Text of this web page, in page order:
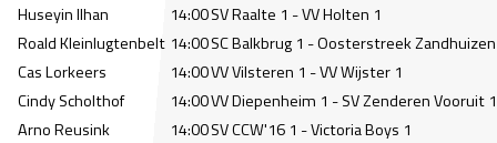
Huseyin Ilhan
14:00SV Raalte 1 - VV Holten 1
Roald Kleinlugtenbelt 14:00SC Balkbrug 1 - Oosterstreek
Cas Lorkeers
14:00VV Vilsteren 1 - VV Wijster 1
Cindy Scholthof
14:00VV Diepenheim 1 - SV Zenderen Vooruit 1
Arno Reusink
14:00SV CCW'16 1 - Victoria Boys 1